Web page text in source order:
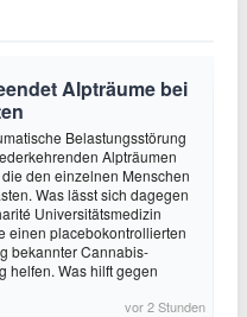
Alpträume bei
Belastungsstörung
Alpträumen
den einzelnen Menschen
Was lässt sich dagegen
Universitätsmedizin
einen placebokontrollierten
bekannter Cannabis-
helfen. Was hilft gegen
vor 2 Stunden